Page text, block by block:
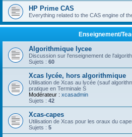
HP Prime CAS
Everything related to the CAS engine of
Enseignement/
Algorithmique lycee
Discussion sur l'enseignement de
Sujets : 60
Xcas lycée, hors algorithmique
Utilisation de Xcas au lycée (sauf
pratique en Terminale S
Modérateur : xcasadmin
Sujets : 42
Xcas-capes
Utilisation de Xcas pour les oraux du
Sujets : 5